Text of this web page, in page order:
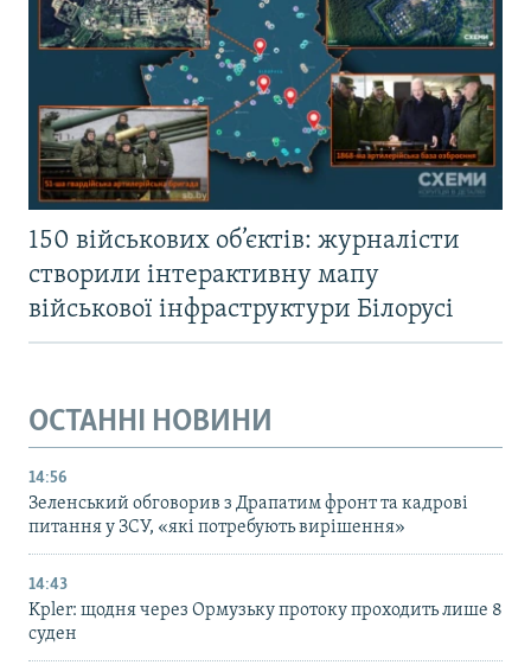
150 військових об’єктів: журналісти
створили інтерактивну мапу
військової інфраструктури Білорусі
ОСТАННІ НОВИНИ
14:56
Зеленський обговорив з Драпатим фронт та кадрові
питання у ЗСУ, «які потребують вирішення»
14:43
Kpler: щодня через Ормузьку протоку проходить лише 8
суден